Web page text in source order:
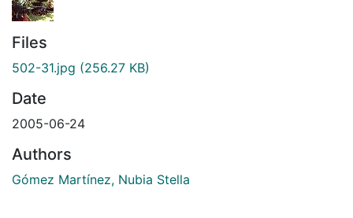
Files
502-31.jpg (256.27 KB)
Date
2005-06-24
Authors
Gómez Martínez, Nubia Stella